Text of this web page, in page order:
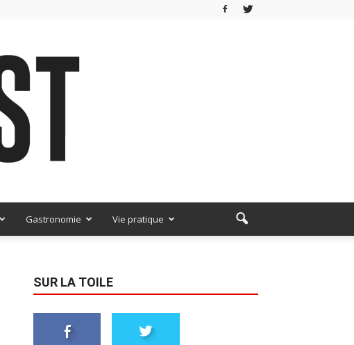
Gastronomie Vie pratique
SUR LA TOILE